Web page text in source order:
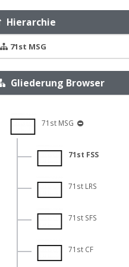
Hierarchie
71st MSG
Gliederung Browser
71st MSG
71st FSS
71st LRS
71st SFS
71st CF